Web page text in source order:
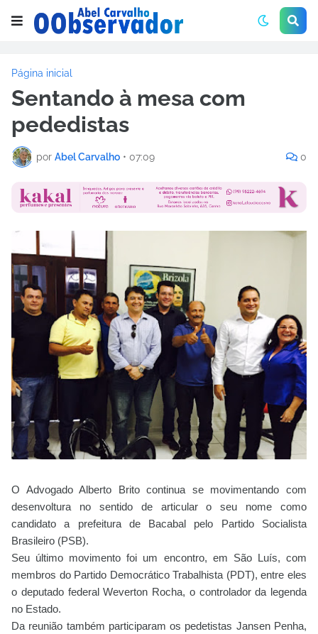
Página inicial
Sentando à mesa com
pededistas
por Abel Carvalho • 07:09 0
O Advogado Alberto Brito continua se movimentando com
desenvoltura no sentido de articular o seu nome como
candidato a prefeitura de Bacabal pelo Partido Socialista
Brasileiro (PSB).
Seu último movimento foi um encontro, em São Luís, com
membros do Partido Democrático Trabalhista (PDT), entre eles
o deputado federal Weverton Rocha, o controlador da legenda
no Estado.
Da reunião também participaram os pedetistas Jansen Penha,